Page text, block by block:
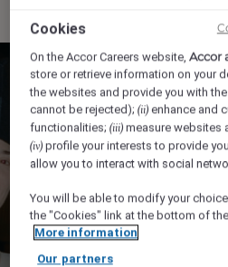
Cookies
On the Accor Careers website,Accor
store or retrieve information on your
the websites and provide you with
cannot be rejected);(ii) enhance and
functionalities;(iii) measure websites
(iv) profile your interests to provide
allow you to interact with social
You will be able to modify your
the "Cookies" link at the bottom of
More information
Our partners